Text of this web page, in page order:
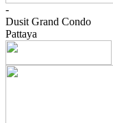
-
Dusit Grand Condo
Pattaya